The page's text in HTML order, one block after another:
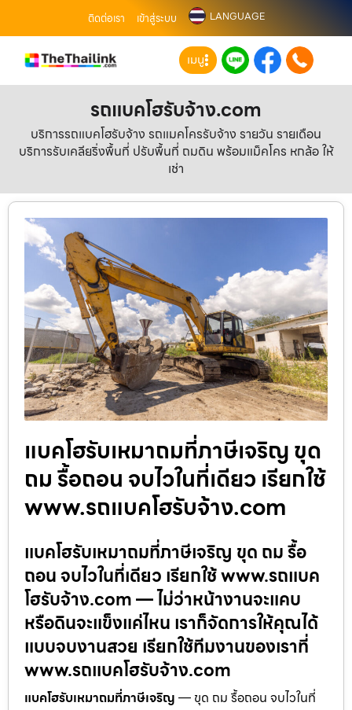
ติดต่อเรา เข้าสู่ระบบ LANGUAGE
เมนู
รถแบคโฮรับจ้าง.com
บริการรถแบคโฮรับจ้าง รถแมคโครรับจ้าง รายวัน รายเดือน
บริการรับเคลียริ่งพื้นที่ ปรับพื้นที่ ถมดิน พร้อมแม็คโคร หกล้อ ให้
เช่า
แบคโฮรับเหมาถมที่ภาษีเจริญ ขุด
ถม รื้อถอน จบไวในที่เดียว เรียกใช้
www.รถแบคโฮรับจ้าง.com
แบคโฮรับเหมาถมที่ภาษีเจริญ ขุด ถม รื้อ
ถอน จบไวในที่เดียว เรียกใช้ www.รถแบค
โฮรับจ้าง.com — ไม่ว่าหน้างานจะแคบ
หรือดินจะแข็งแค่ไหน เราก็จัดการให้คุณได้
แบบจบงานสวย เรียกใช้ทีมงานของเราที่
www.รถแบคโฮรับจ้าง.com
แบคโฮรับเหมาถมที่ภาษีเจริญ — ขุด ถม รื้อถอน จบไวในที่